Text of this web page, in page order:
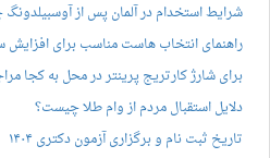
شرایط استخدام در آلمان پس از
راهنمای انتخاب هاست مناسب برای
برای شارژ کارتریج پرینتر در محل به کجا
دلایل استقبال مردم از وام طلا چیست؟
تاریخ ثبت نام و برگزاری آزمون دکتری ۱۴۰۴